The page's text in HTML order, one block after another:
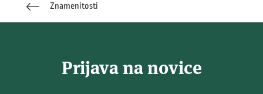
Znamenitosti
Prijava na novice